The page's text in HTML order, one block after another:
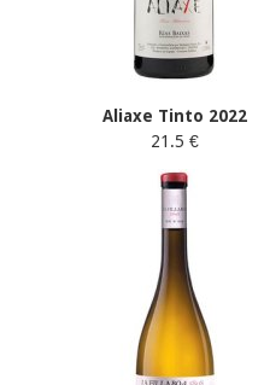
Aliaxe Tinto 2022
21.5 €